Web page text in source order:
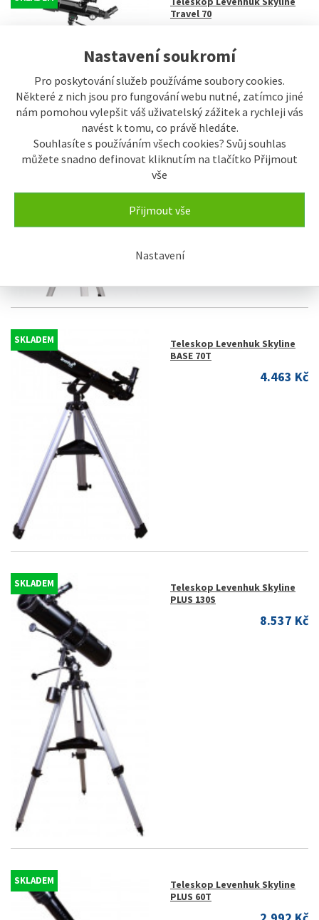
Nastavení soukromí
Pro poskytování služeb používáme soubory cookies.
Některé z nich jsou pro fungování webu nutné, zatímco jiné
nám pomohou vylepšit váš uživatelský zážitek a rychleji vás
navést k tomu, co právě hledáte.
Souhlasíte s používáním všech cookies? Svůj souhlas
můžete snadno definovat kliknutím na tlačítko Přijmout
vše
Přijmout vše
Nastavení
Travel 70
SKLADEM
Teleskop Levenhuk Skyline
BASE 70T
4.463 Kč
SKLADEM
Teleskop Levenhuk Skyline
PLUS 130S
8.537 Kč
SKLADEM
Teleskop Levenhuk Skyline
PLUS 60T